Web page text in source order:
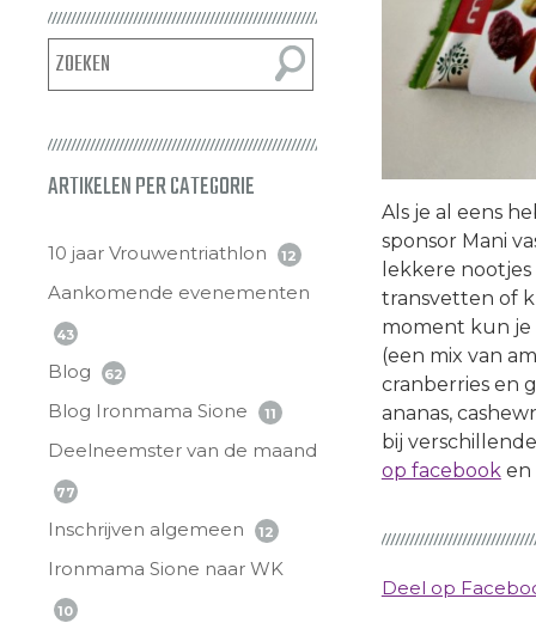
ARTIKELEN PER CATEGORIE
10 jaar Vrouwentriathlon 12
Aankomende evenementen
43
Blog 62
Blog Ironmama Sione 11
Deelneemster van de maand
77
Inschrijven algemeen 12
Ironmama Sione naar WK
10
Als je al eens
sponsor Mani
lekkere nootjes
transvetten of
moment kun je
(een mix van
cranberries en
ananas,
bij
op facebooken
Deel op